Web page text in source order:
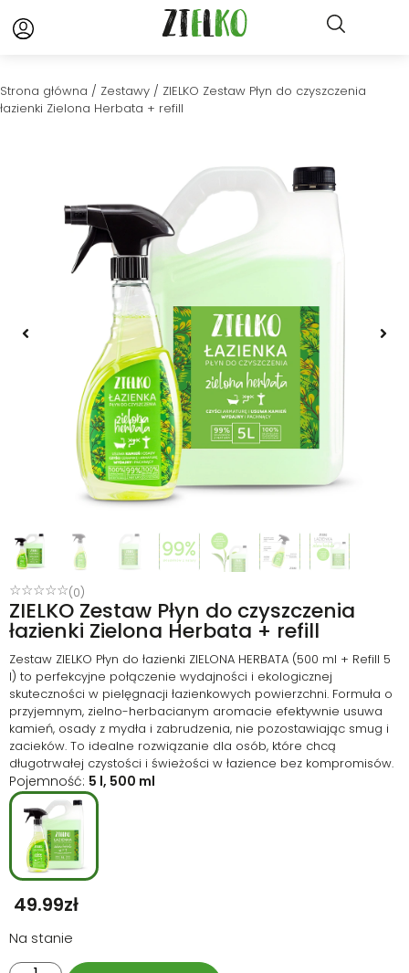
Strona główna / Zestawy / ZIELKO Zestaw Płyn do czyszczenia
łazienki Zielona Herbata + refill
☆☆☆☆☆(0)
ZIELKO Zestaw Płyn do czyszczenia
łazienki Zielona Herbata + refill
Zestaw ZIELKO Płyn do łazienki ZIELONA HERBATA (500 ml + Refill 5
l) to perfekcyjne połączenie wydajności i ekologicznej
skuteczności w pielęgnacji łazienkowych powierzchni. Formuła o
przyjemnym, zielno-herbacianym aromacie efektywnie usuwa
kamień, osady z mydła i zabrudzenia, nie pozostawiając smug i
zacieków. To idealne rozwiązanie dla osób, które chcą
długotrwałej czystości i świeżości w łazience bez kompromisów.
Pojemność: 5 l, 500 ml
49.99Zł
Na stanie